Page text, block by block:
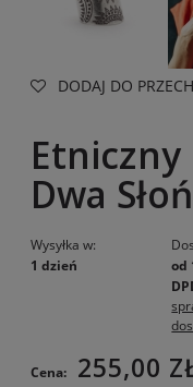
DODAJ DO
Dwa
Wysyłka w:
1 dzień
od
Cena nie zawiera
Cena: 255,00